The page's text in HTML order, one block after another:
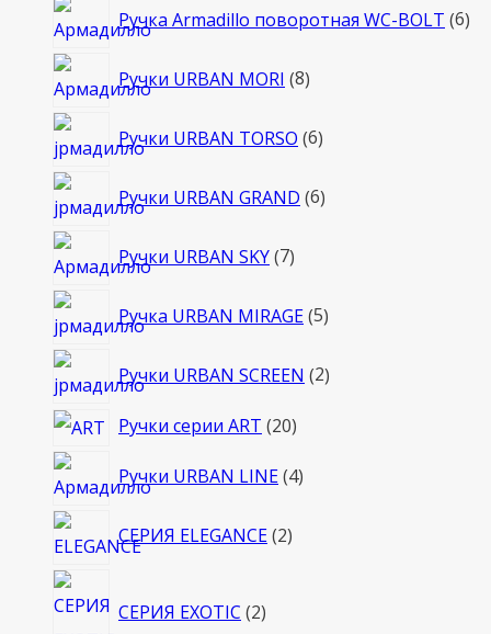
Ручка Armadillo поворотная WC-BOLT 66
Ручки URBAN MORI 88
Ручки URBAN TORSO 66
Ручки URBAN GRAND 66
Ручки URBAN SKY 77
Ручка URBAN MIRAGE 55
Ручки URBAN SCREEN 22
Ручки серии ART 2020
Ручки URBAN LINE 44
СЕРИЯ ELEGANCE 22
СЕРИЯ EXOTIC 2товара